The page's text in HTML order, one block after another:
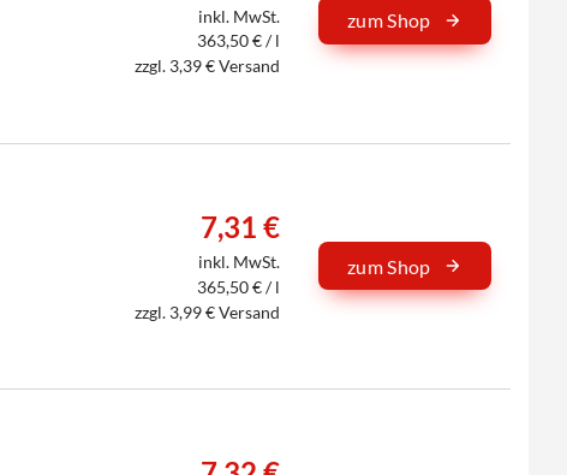
inkl. MwSt.
363,50 € / l
zzgl. 3,39 € Versand
zum Shop
7,31 €
inkl. MwSt.
365,50 € / l
zzgl. 3,99 € Versand
zum Shop